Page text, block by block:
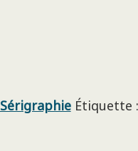
Sérigraphie Étiquette :